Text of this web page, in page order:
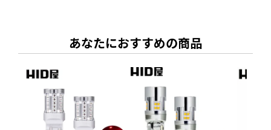
あなたにおすすめの商品